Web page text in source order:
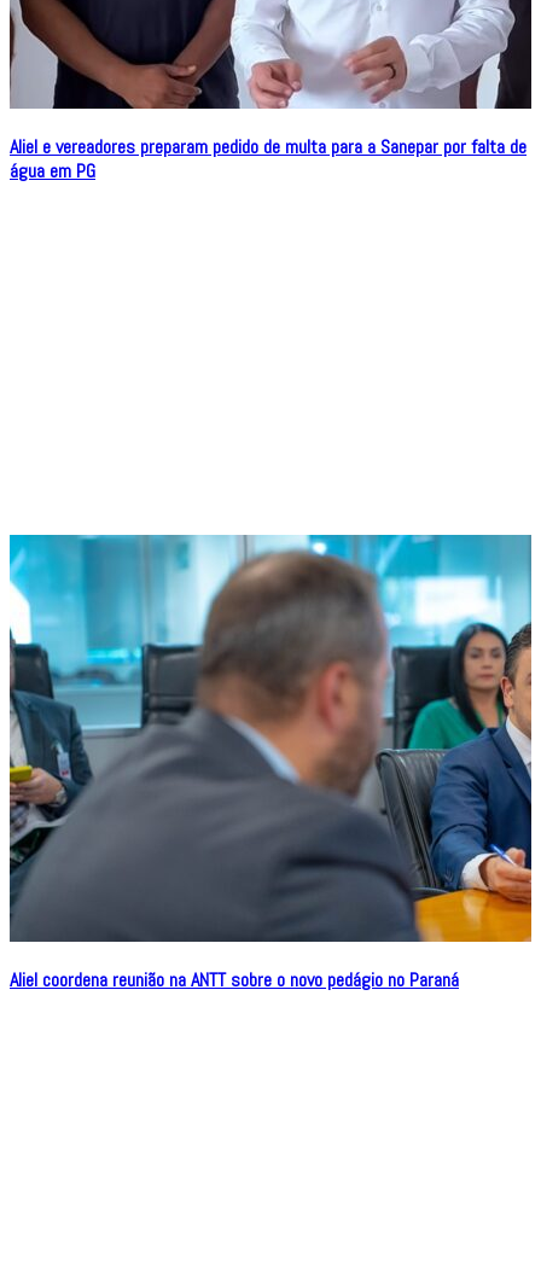
Aliel e vereadores preparam pedido de multa para a Sanepar por falta de
água em PG
Aliel coordena reunião na ANTT sobre o novo pedágio no Paraná